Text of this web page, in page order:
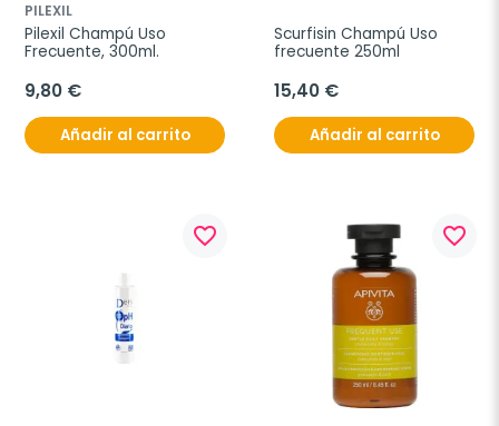
PILEXIL
Pilexil Champú Uso
Frecuente, 300ml.
9,80 €
Añadir al carrito
Scurfisin Champú Uso
frecuente 250ml
15,40 €
Añadir al carrito
favorite_border favorite_border